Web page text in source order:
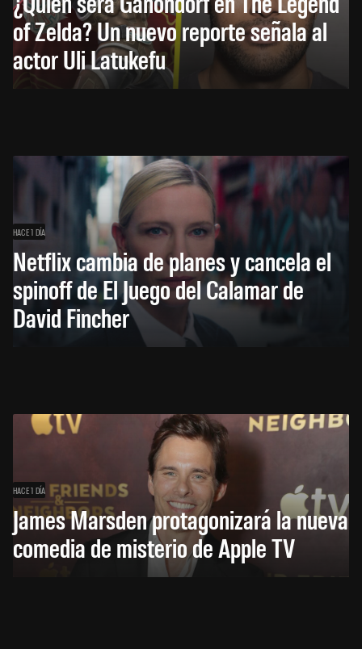
of Zelda? Un nuevo reporte señala al
actor Uli Latukefu
HACE 1 DÍA
Netflix cambia de planes y cancela el
spinoff de El Juego del Calamar de
David Fincher
HACE 1 DÍA
James Marsden protagonizará la nueva
comedia de misterio de Apple TV